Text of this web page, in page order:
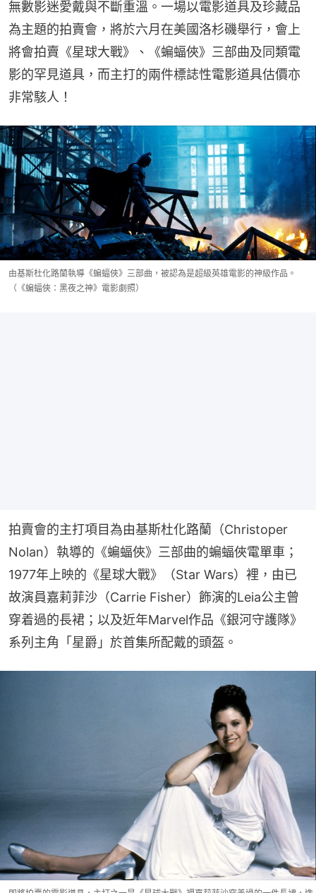
無數影迷愛戴與不斷重溫。一場以電影道具及珍藏品
為主題的拍賣會，將於六月在美國洛杉磯舉行，會上
將會拍賣《星球大戰》、《蝙蝠俠》三部曲及同類電
影的罕見道具，而主打的兩件標誌性電影道具估價亦
非常駭人！
由基斯杜化路蘭執導《蝙蝠俠》三部曲，被認為是超級英雄電影的神級作品。
（《蝙蝠俠：黑夜之神》電影劇照）
拍賣會的主打項目為由基斯杜化路蘭（Christoper
Nolan）執導的《蝙蝠俠》三部曲的蝙蝠俠電單車；
1977年上映的《星球大戰》（Star Wars）裡，由已
故演員嘉莉菲沙（Carrie Fisher）飾演的Leia公主曾
穿着過的長裙；以及近年Marvel作品《銀河守護隊》
系列主角「星爵」於首集所配戴的頭盔。